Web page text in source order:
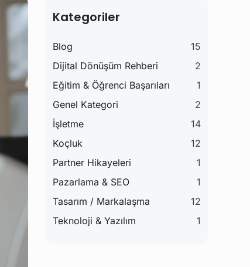
Kategoriler
Blog
15
Dijital Dönüşüm Rehberi
2
Eğitim & Öğrenci Başarıları
1
Genel Kategori
2
İşletme
14
Koçluk
12
Partner Hikayeleri
1
Pazarlama & SEO
1
Tasarım / Markalaşma
12
Teknoloji & Yazılım
1